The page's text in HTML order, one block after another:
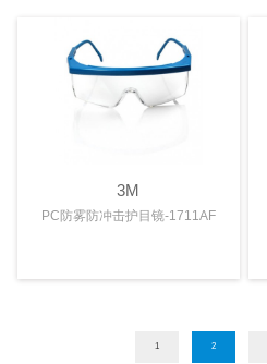
3M
PC防雾防冲击护目镜-1711AF
1 2